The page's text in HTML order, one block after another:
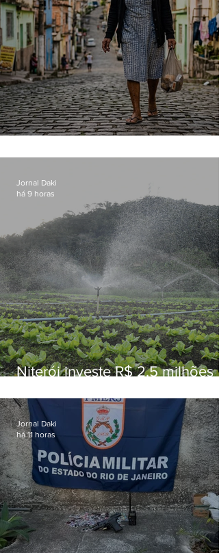
Niterói investe R$ 2,5 milhões
familiar para merenda escolar
Jornal Daki
há 9 horas
Jornal Daki
há 11 horas